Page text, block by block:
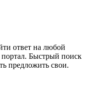
ответ на любой
Быстрый поиск
предложить свои.